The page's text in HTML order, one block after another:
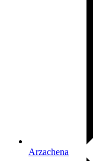
Arzachena